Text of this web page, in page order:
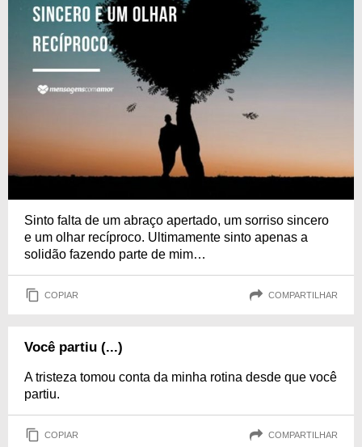
Sinto falta de um abraço apertado, um sorriso sincero
e um olhar recíproco. Ultimamente sinto apenas a
solidão fazendo parte de mim…
COPIAR COMPARTILHAR
Você partiu (...)
A tristeza tomou conta da minha rotina desde que você
partiu.
COPIAR COMPARTILHAR